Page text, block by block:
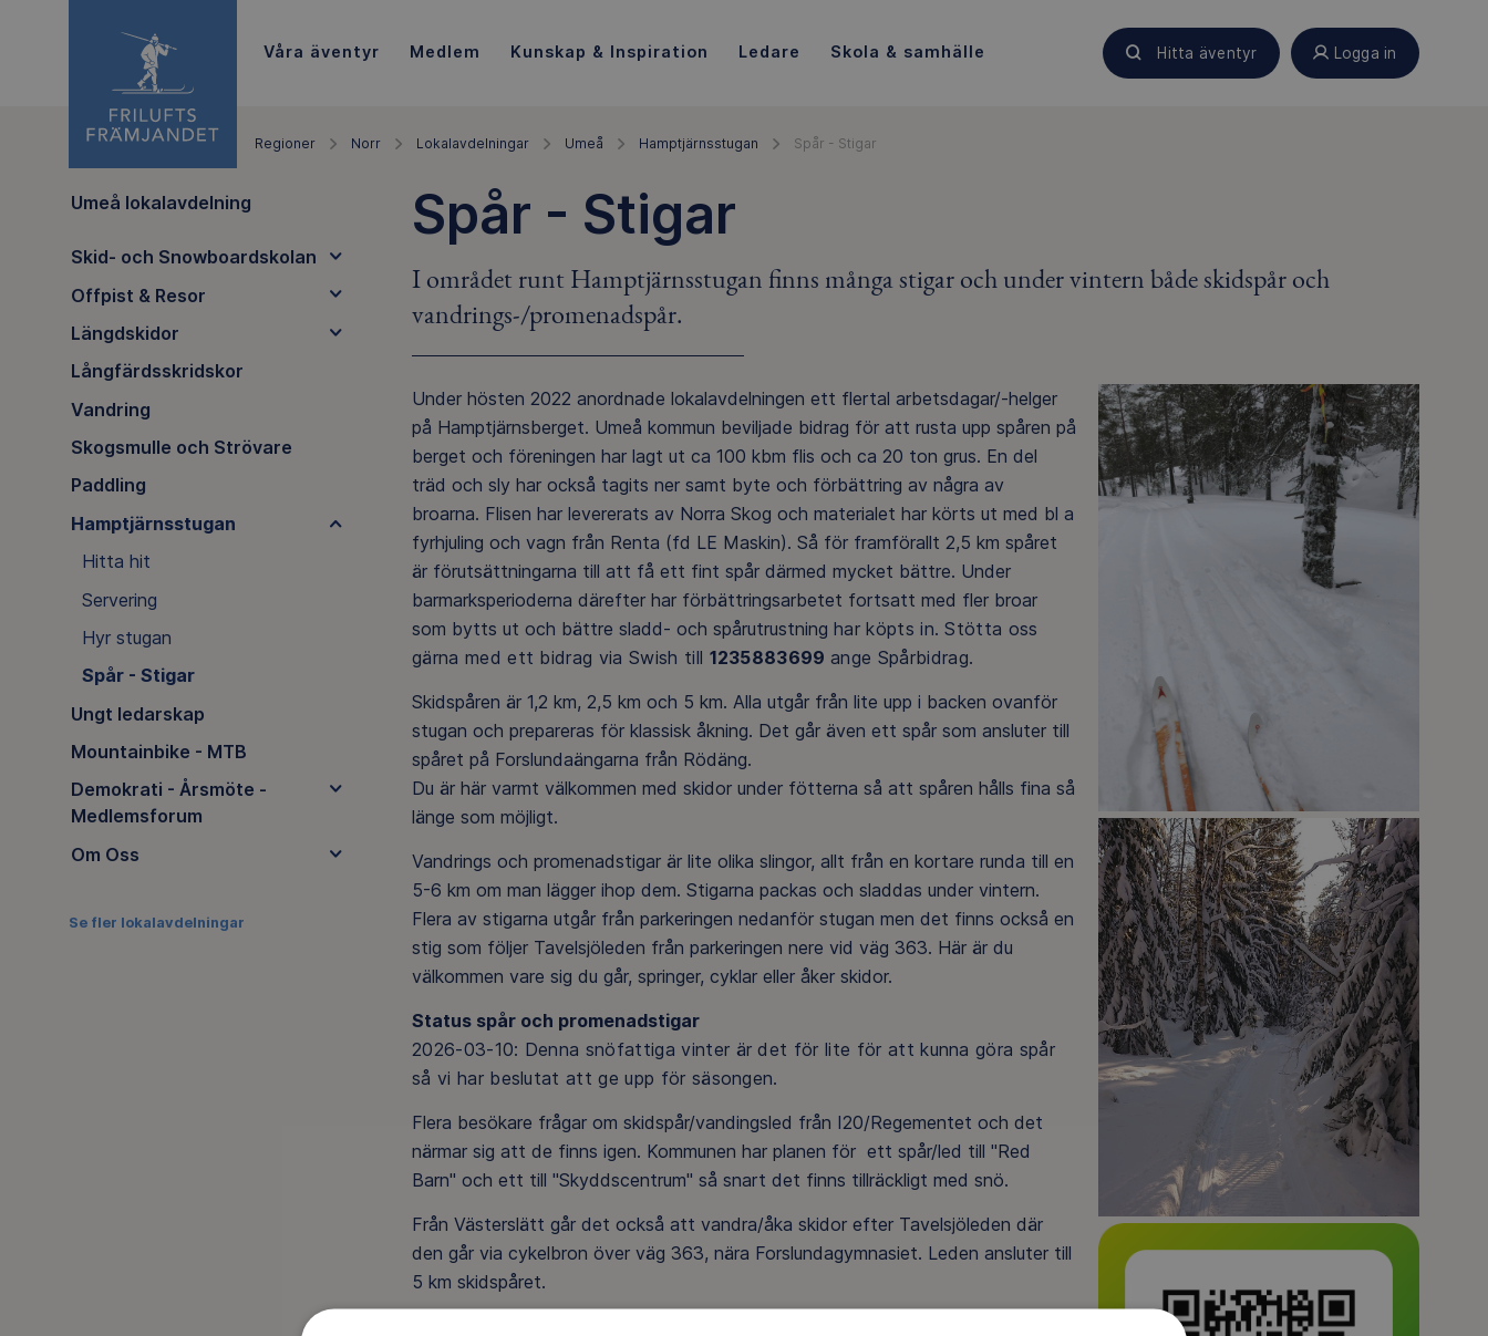
Våra äventyr Medlem Kunskap & Inspiration Ledare Skola & samhälle Hitta äventyr Logga in
Regioner Norr Lokalavdelningar Umeå Hamptjärnsstugan Spår - Stigar
Umeå lokalavdelning
Skid- och Snowboardskolan
Offpist & Resor
Längdskidor
Långfärdsskridskor
Vandring
Skogsmulle och Strövare
Paddling
Hamptjärnsstugan
Hitta hit
Servering
Hyr stugan
Spår - Stigar
Ungt ledarskap
Mountainbike - MTB
Demokrati - Årsmöte -
Medlemsforum
Om Oss
Se fler lokalavdelningar
Spår - Stigar
I området runt Hamptjärnsstugan finns många stigar och under vintern både skidspår och
vandrings-/promenadspår.
Under hösten 2022 anordnade lokalavdelningen ett flertal arbetsdagar/-helger
på Hamptjärnsberget. Umeå kommun beviljade bidrag för att rusta upp spåren på
berget och föreningen har lagt ut ca 100 kbm flis och ca 20 ton grus. En del
träd och sly har också tagits ner samt byte och förbättring av några av
broarna. Flisen har levererats av Norra Skog och materialet har körts ut med bl a
fyrhjuling och vagn från Renta (fd LE Maskin). Så för framförallt 2,5 km spåret
är förutsättningarna till att få ett fint spår därmed mycket bättre. Under
barmarksperioderna därefter har förbättringsarbetet fortsatt med fler broar
som bytts ut och bättre sladd- och spårutrustning har köpts in. Stötta oss
gärna med ett bidrag via Swish till 1235883699ange Spårbidrag.
Skidspåren är 1,2 km, 2,5 km och 5 km. Alla utgår från lite upp i backen ovanför
stugan och prepareras för klassisk åkning. Det går även ett spår som ansluter till
spåret på Forslundaängarna från Rödäng.
Du är här varmt välkommen med skidor under fötterna så att spåren hålls fina så
länge som möjligt.
Vandrings och promenadstigar är lite olika slingor, allt från en kortare runda till en
5-6 km om man lägger ihop dem. Stigarna packas och sladdas under vintern.
Flera av stigarna utgår från parkeringen nedanför stugan men det finns också en
stig som följer Tavelsjöleden från parkeringen nere vid väg 363. Här är du
välkommen vare sig du går, springer, cyklar eller åker skidor.
Status spår och promenadstigar
2026-03-10: Denna snöfattiga vinter är det för lite för att kunna göra spår
så vi har beslutat att ge upp för säsongen.
Flera besökare frågar om skidspår/vandingsled från I20/Regementet och det
närmar sig att de finns igen. Kommunen har planen för ett spår/led till "Red
Barn" och ett till "Skyddscentrum" så snart det finns tillräckligt med snö.
Från Västerslätt går det också att vandra/åka skidor efter Tavelsjöleden där
den går via cykelbron över väg 363, nära Forslundagymnasiet. Leden ansluter till
5 km skidspåret.